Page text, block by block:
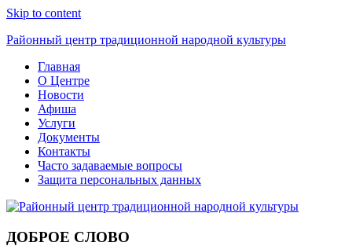
Skip to content
Районный центр традиционной народной культуры
Главная
О Центре
Новости
Афиша
Услуги
Документы
Контакты
Часто задаваемые вопросы
Защита персональных данных
ДОБРОЕ СЛОВО